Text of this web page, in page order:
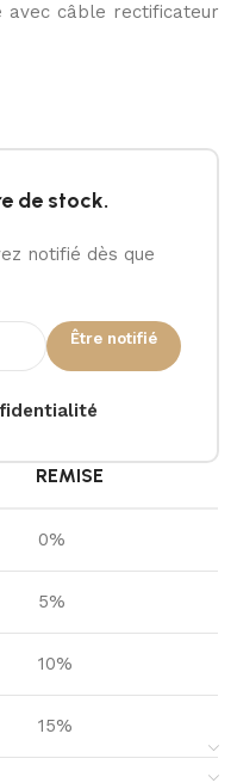
avec câble rectificateur
de stock.
notifié dès que
Être notifié
REMISE
0%
5%
10%
15%